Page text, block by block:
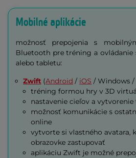
Mobilné aplikácie
možnosť prepojenia s
Bluetooth pre tréning a
alebo tabletu:
Zwift (Android / iOS / Windows /
tréning formou hry v 3D
nastavenie cieľov a
možnosť komunikácie s
online
vytvorte si vlastného avatara,
obrazovke zastupovať
aplikáciu Zwift je možné